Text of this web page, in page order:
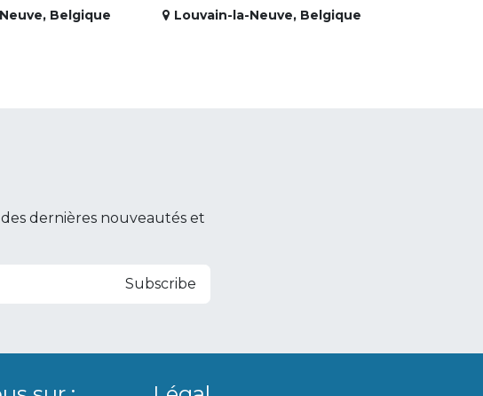
, Belgique Louvain-la-Neuve, Belgique
dernières nouveautés et
Subscribe